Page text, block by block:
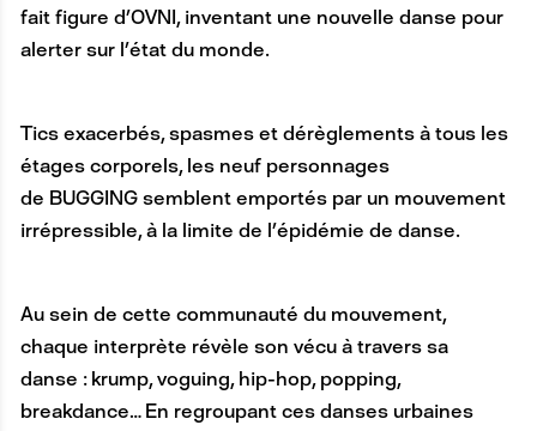
fait figure d’OVNI, inventant une nouvelle danse pour
alerter sur l’état du monde.
Tics exacerbés, spasmes et dérèglements à tous les
étages corporels, les neuf personnages
de BUGGING semblent emportés par un mouvement
irrépressible, à la limite de l’épidémie de danse.
Au sein de cette communauté du mouvement,
chaque interprète révèle son vécu à travers sa
danse : krump, voguing, hip-hop, popping,
breakdance… En regroupant ces danses urbaines